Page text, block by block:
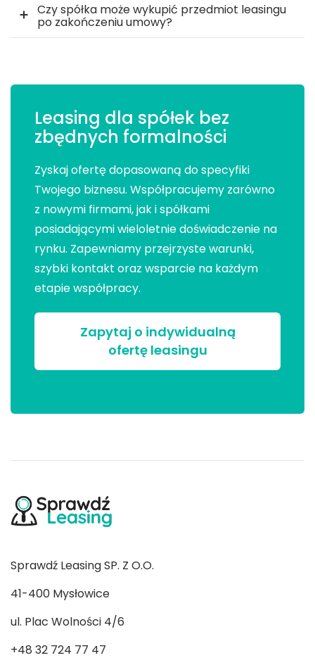
Czy spółka może wykupić przedmiot leasingu
po zakończeniu umowy?
Leasing dla spółek bez
zbędnych formalności
Zyskaj ofertę dopasowaną do specyfiki
Twojego biznesu. Współpracujemy zarówno
z nowymi firmami, jak i spółkami
posiadającymi wieloletnie doświadczenie na
rynku. Zapewniamy przejrzyste warunki,
szybki kontakt oraz wsparcie na każdym
etapie współpracy.
Zapytaj o indywidualną
ofertę leasingu
Sprawdź Leasing SP. Z O.O.
41-400 Mysłowice
ul. Plac Wolności 4/6
+48 32 724 77 47